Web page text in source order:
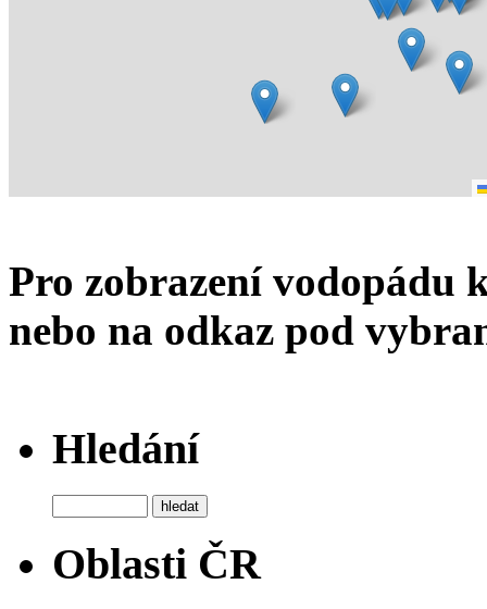
Pro zobrazení vodopádu
nebo na odkaz pod
Hledání
Oblasti ČR